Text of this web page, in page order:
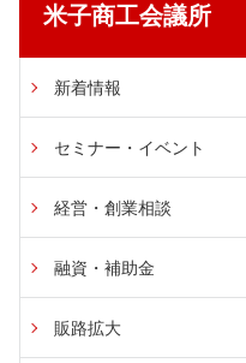
米子商工会議所
新着情報
セミナー・イベント
経営・創業相談
融資・補助金
販路拡大